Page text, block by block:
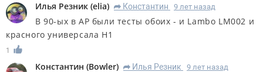
Илья Резник (elia) R Константин 9 лет назад
В 90-ых в АР были тесты обоих - и Lambo LM002 и
красного универсала H1
1
Константин (Bowler) R Илья Резник 9 лет назад